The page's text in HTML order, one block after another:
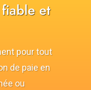
et
pour tout
de paie en
ou